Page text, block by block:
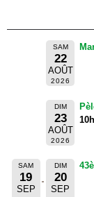
SAM
22
AOÛT
2026
DIM
23
AOÛT
2026
SAM
19
SEP
DIM
20
SEP